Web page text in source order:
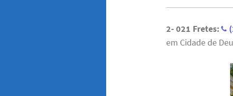
2- 021 Fretes:
em Cidade de